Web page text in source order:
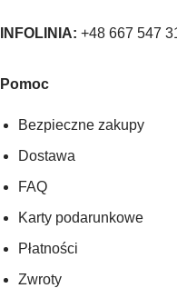
INFOLINIA: +48 667 547
Pomoc
Bezpieczne zakupy
Dostawa
FAQ
Karty podarunkowe
Płatności
Zwroty